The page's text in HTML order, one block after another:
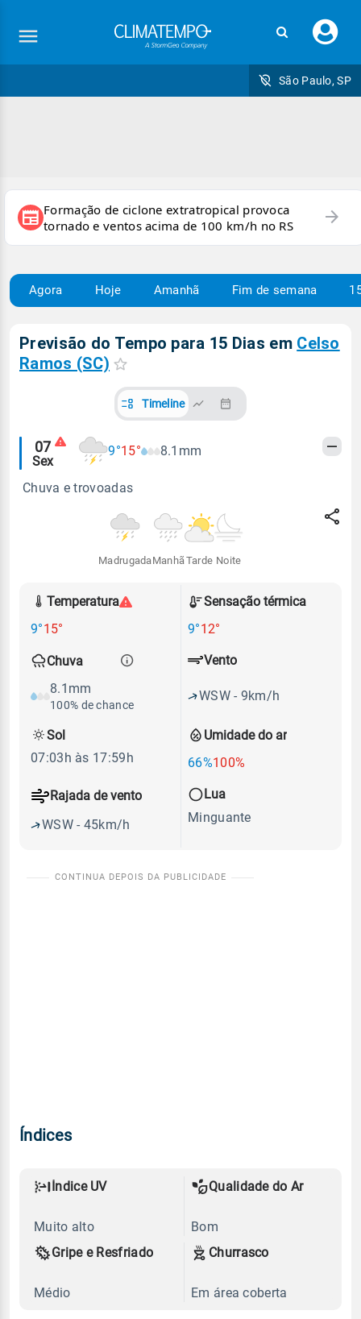
seu
São Paulo, SP
newspaper Formação de ciclone extratropical provoca
tornado e ventos acima de 100 km/h no RS
arrow_forward
Agora Hoje Amanhã Fim de semana
Previsão do Tempo para 15 Dias em Celso
Ramos (SC)
Timeline
Alertas
meteorológicos
07
Sex
9°15° 8.1mm
Chuva e trovoadas
Madrugada Manhã Tarde Noite
Temperatura
9°15°
Sensação térmica
9°12°
Chuva
8.1mm
100% de chance
Umidade do ar
66%100%
Vento
WSW - 9km/h
Rajada de vento
WSW - 45km/h
Sol
07:03h às 17:59h
Lua
Minguante
Índices
Índice UV
Muito alto
Qualidade do Ar
Bom
Gripe e Resfriado
Médio
Churrasco
Em área coberta